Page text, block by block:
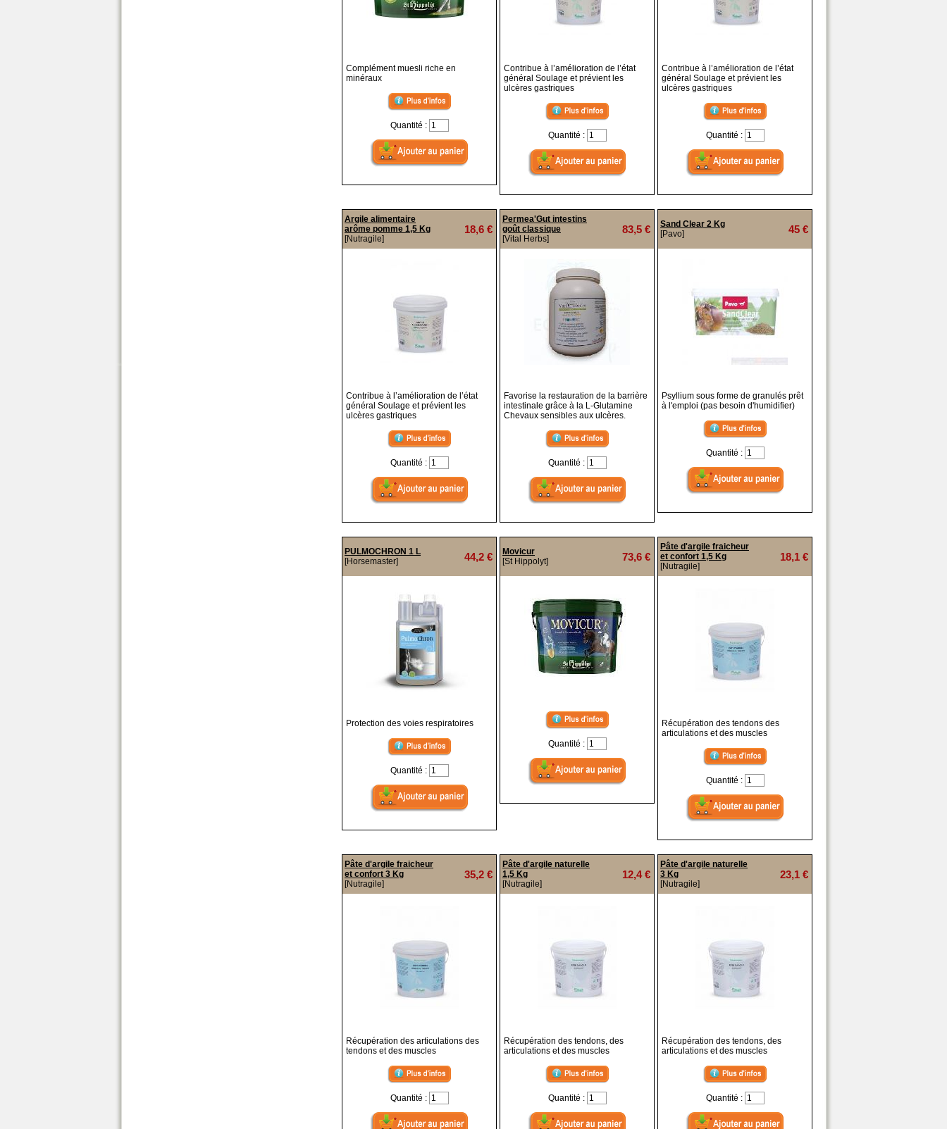
Complément muesli riche en
minéraux
Quantité :
Contribue à l’amélioration de l’état
général Soulage et prévient les
ulcères gastriques
Quantité :
Contribue à l’amélioration de l’état
général Soulage et prévient les
ulcères gastriques
Quantité :
Argile alimentaire
arôme pomme 1,5 Kg
[Nutragile]
18,6 €
Contribue à l’amélioration de l’état
général Soulage et prévient les
ulcères gastriques
Quantité :
Permea'Gut intestins
goût classique
[Vital Herbs]
83,5 €
Favorise la restauration de la barrière
intestinale grâce à la L-Glutamine
Chevaux sensibles aux ulcères.
Quantité :
Sand Clear 2 Kg
[Pavo]
45 €
Psyllium sous forme de granulés prêt
à l'emploi (pas besoin d'humidifier)
Quantité :
PULMOCHRON 1 L
[Horsemaster]
44,2 €
Protection des voies respiratoires
Quantité :
Movicur
[St Hippolyt]
73,6 €
Quantité :
Pâte d'argile fraicheur
et confort 1,5 Kg
[Nutragile]
18,1 €
Récupération des tendons des
articulations et des muscles
Quantité :
Pâte d'argile fraicheur
et confort 3 Kg
[Nutragile]
35,2 €
Récupération des articulations des
tendons et des muscles
Quantité :
Pâte d'argile naturelle
1,5 Kg
[Nutragile]
12,4 €
Récupération des tendons, des
articulations et des muscles
Quantité :
Pâte d'argile naturelle
3 Kg
[Nutragile]
23,1 €
Récupération des tendons, des
articulations et des muscles
Quantité :